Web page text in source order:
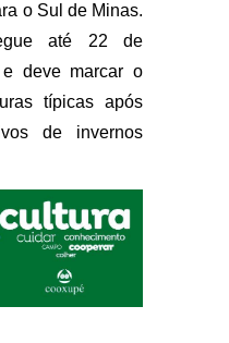
o Sul de Minas.
até 22 de
deve marcar o
típicas após
de invernos